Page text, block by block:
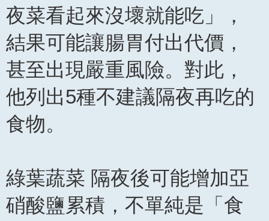
夜菜看起來沒壞就能吃」，
結果可能讓腸胃付出代價，
甚至出現嚴重風險。對此，
他列出5種不建議隔夜再吃的
食物。
綠葉蔬菜 隔夜後可能增加亞
硝酸鹽累積，不單純是「食